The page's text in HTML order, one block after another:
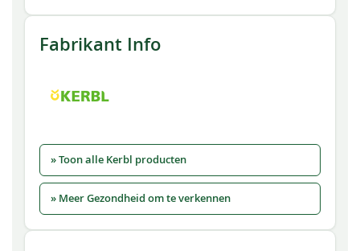
Fabrikant Info
» Toon alle Kerbl producten
» Meer Gezondheid om te verkennen